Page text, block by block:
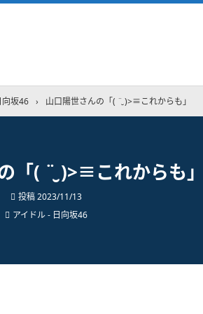
向坂46 › 山口陽世さんの「( ¨̮ )>≡これからも」
「( ¨̮ )>≡これからも
投稿2023/11/13
アイドル - 日向坂46